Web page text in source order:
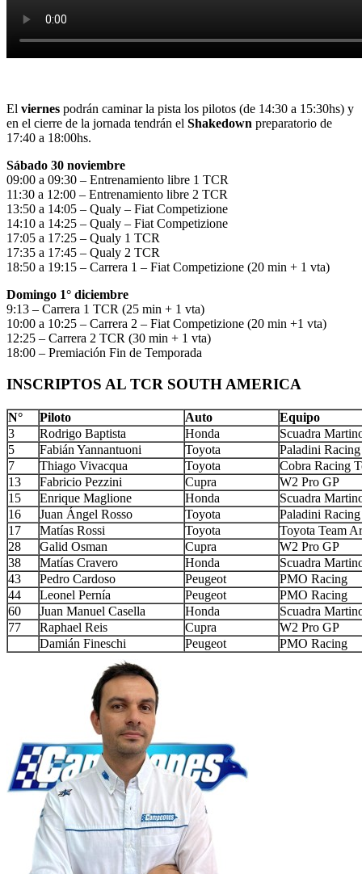
El viernes podrán caminar la pista los pilotos (de 14:30 a 15:30hs) y
en el cierre de la jornada tendrán el Shakedown preparatorio de
17:40 a 18:00hs.
Sábado 30 noviembre
09:00 a 09:30 – Entrenamiento libre 1 TCR
11:30 a 12:00 – Entrenamiento libre 2 TCR
13:50 a 14:05 – Qualy – Fiat Competizione
14:10 a 14:25 – Qualy – Fiat Competizione
17:05 a 17:25 – Qualy 1 TCR
17:35 a 17:45 – Qualy 2 TCR
18:50 a 19:15 – Carrera 1 – Fiat Competizione (20 min + 1 vta)
Domingo 1° diciembre
9:13 – Carrera 1 TCR (25 min + 1 vta)
10:00 a 10:25 – Carrera 2 – Fiat Competizione (20 min +1 vta)
12:25 – Carrera 2 TCR (30 min + 1 vta)
18:00 – Premiación Fin de Temporada
INSCRIPTOS AL TCR SOUTH AMERICA
N° Piloto Auto
Equipo
3
Rodrigo Baptista Honda
Scuadra
5
Fabián Yannantuoni Toyota
Paladini Racing
7
Thiago Vivacqua Toyota
Cobra Racing
13
Fabricio Pezzini Cupra
W2 Pro GP
15
Enrique Maglione Honda
Scuadra
16
Juan Ángel Rosso Toyota
Paladini Racing
17
Matías Rossi Toyota
Toyota Team
28
Galid Osman Cupra
W2 Pro GP
38
Matías Cravero Honda
Scuadra
43
Pedro Cardoso Peugeot
PMO Racing
44
Leonel Pernía Peugeot
PMO Racing
60
Juan Manuel Casella Honda
Scuadra
77
Raphael Reis Cupra
W2 Pro GP
Damián Fineschi
Peugeot PMO Racing